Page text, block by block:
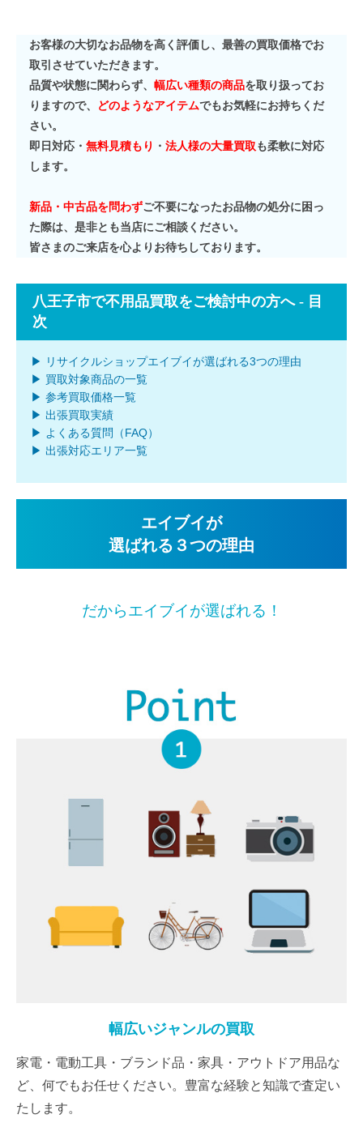
お客様の大切なお品物を高く評価し、最善の買取価格でお
取引させていただきます。
品質や状態に関わらず、幅広い種類の商品を取り扱ってお
りますので、
どのようなアイテムでもお気軽にお持ちくだ
さい。
即日対応・無料見積もり ・法人様の大量買取も柔軟に対応
します。
新品・中古品を問わずご不要になったお品物の処分に困っ
た際は、是非とも当店にご相談ください。
皆さまのご来店を心よりお待ちしております。
八王子市で不用品買取をご検討中の方へ - 目
次
▶ リサイクルショップエイブイが選ばれる3つの理由
▶ 買取対象商品の一覧
▶ 参考買取価格一覧
▶ 出張買取実績
▶ よくある質問（FAQ）
▶ 出張対応エリア一覧
エイブイが
選ばれる３つの理由
だからエイブイが選ばれる！
幅広いジャンルの買取
家電・電動工具・ブランド品・家具・アウトドア用品な
ど、何でもお任せください。豊富な経験と知識で査定い
たします。